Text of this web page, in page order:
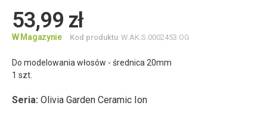
53,99 zł
W Magazynie Kod produktu W.AK.S.0002453.OG
Do modelowania włosów - średnica 20mm
1 szt.
Seria: Olivia Garden Ceramic Ion